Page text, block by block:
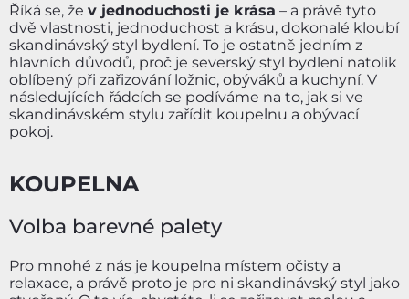
Říká se, že v jednoduchosti je krása – a právě tyto
dvě vlastnosti, jednoduchost a krásu, dokonalé kloubí
skandinávský styl bydlení. To je ostatně jedním z
hlavních důvodů, proč je severský styl bydlení natolik
oblíbený při zařizování ložnic, obýváků a kuchyní. V
následujících řádcích se podíváme na to, jak si ve
skandinávském stylu zařídit koupelnu a obývací
pokoj.
KOUPELNA
Volba barevné palety
Pro mnohé z nás je koupelna místem očisty a
relaxace, a právě proto je pro ni skandinávský styl jako